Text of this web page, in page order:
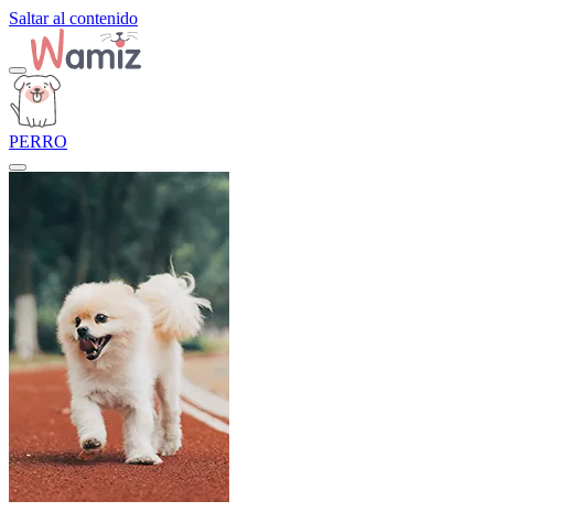
Saltar al contenido
PERRO